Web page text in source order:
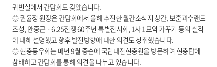
귀빈실에서 간담회도 갖았습니다.
◎ 권율정 원장은 간담회에서 올해 추진한 월간소식지 창간, 보훈과수랜드
조성, 안중근ㆍ6.25전쟁 60주년 특별전시회, 1사 1묘역 가꾸기 등의 실적
에 대해 설명했고 향후 발전방향애 대한 의견도 청취했습니다.
◎ 현충동우회는 매년 9월 중순에 국립대전현충원을 방문하여 현충탑에
참배하고 간담회를 통해 의견을 나누고 있습니다.